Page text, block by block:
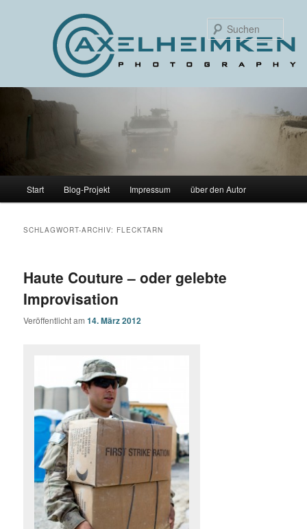
Zum
springen
Zum
springen
Start Blog-Projekt Impressum über den Autor
SCHLAGWORT-ARCHIV: FLECKTARN
Haute Couture – oder gelebte
Improvisation
Veröffentlicht am14. März 2012